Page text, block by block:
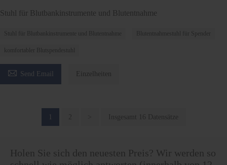
Stuhl für Blutbankinstrumente und Blutentnahme
Stuhl für Blutbankinstrumente und Blutentnahme Blutentnahmestuhl für Spender
komfortabler Blutspendestuhl
 Send Email Einzelheiten
2 Insgesamt 16 Datensätze
Holen Sie sich den neuesten Preis? Wir werden so